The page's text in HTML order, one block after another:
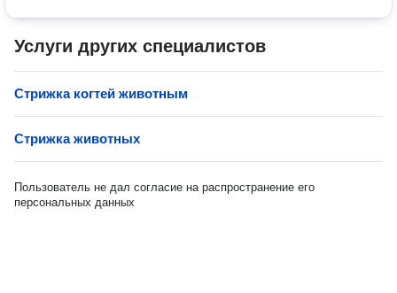
Услуги других специалистов
Стрижка когтей животным
Стрижка животных
Пользователь не дал согласие на распространение его
персональных данных